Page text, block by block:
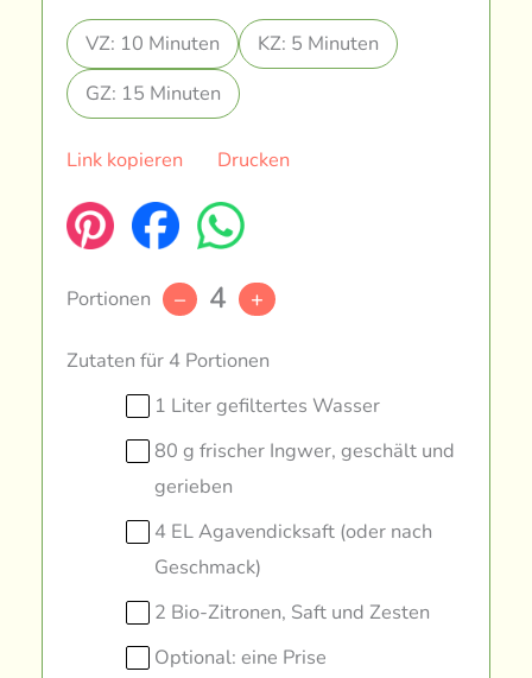
VZ: 10 Minuten
KZ: 5 Minuten
GZ: 15 Minuten
Link kopieren Drucken
Portionen – 4 +
Zutaten für 4 Portionen
1 Liter gefiltertes Wasser
80 g frischer Ingwer, geschält und
gerieben
4 EL Agavendicksaft (oder nach
Geschmack)
2 Bio-Zitronen, Saft und Zesten
Optional: eine Prise